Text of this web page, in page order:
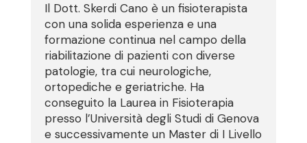
Il Dott. Skerdi Cano è un fisioterapista
con una solida esperienza e una
formazione continua nel campo della
riabilitazione di pazienti con diverse
patologie, tra cui neurologiche,
ortopediche e geriatriche. Ha
conseguito la Laurea in Fisioterapia
presso l’Università degli Studi di Genova
e successivamente un Master di I Livello